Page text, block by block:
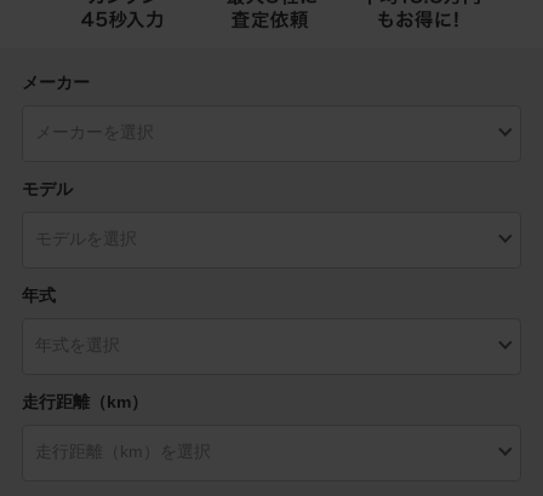
メーカー
モデル
年式
走行距離（km）